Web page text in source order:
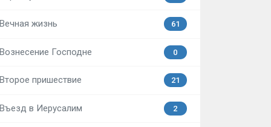
Вечная жизнь 61
Вознесение Господне 0
Второе пришествие 21
Въезд в Иерусалим 2